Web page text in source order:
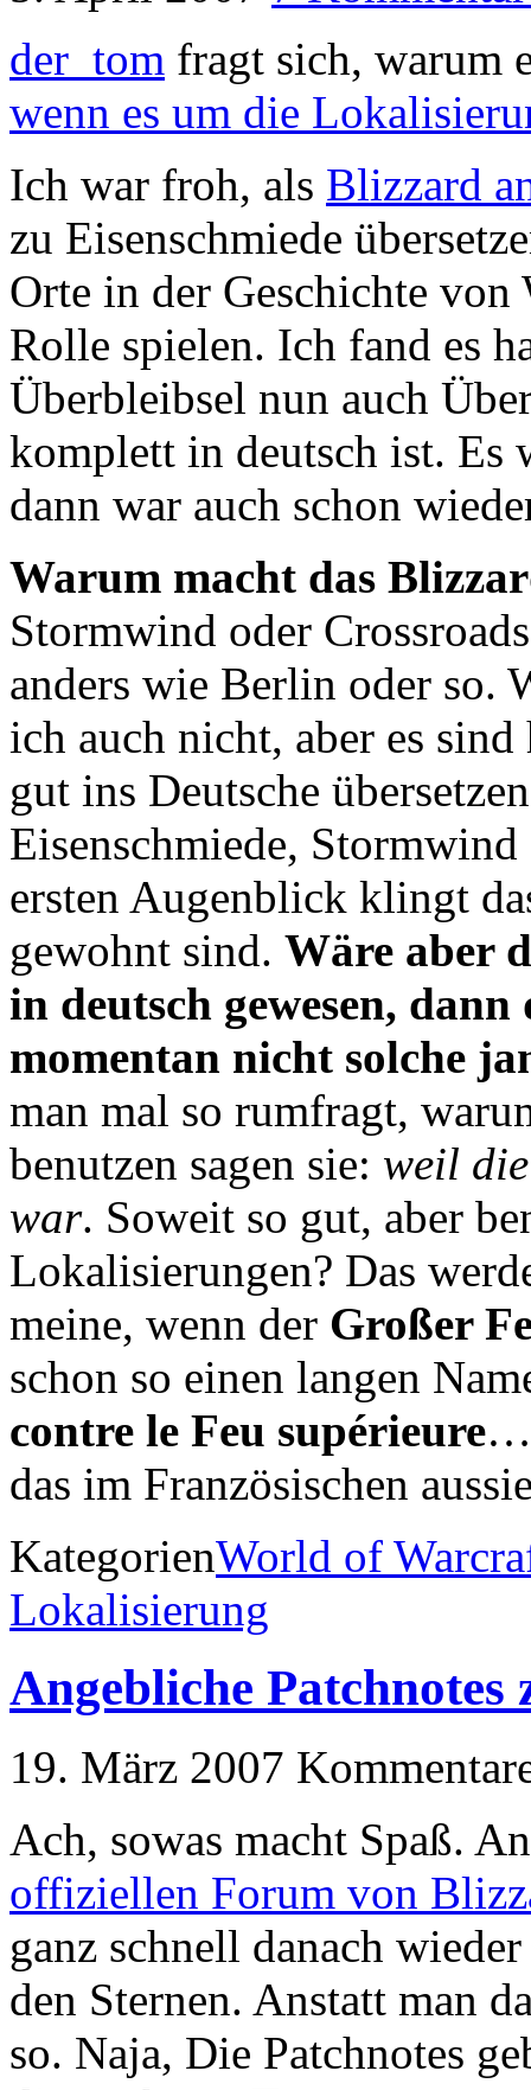
der_tom fragt sich, warum
wenn es um die
Ich war froh, als Blizzard
zu Eisenschmiede
Orte in der Geschichte
Rolle spielen. Ich fand es
Überbleibsel nun auch
komplett in deutsch ist. Es
dann war auch schon
Warum macht das
Stormwind oder
anders wie Berlin oder so.
ich auch nicht, aber es
gut ins Deutsche
Eisenschmiede,
ersten Augenblick klingt
gewohnt sind. Wäre aber
in deutsch gewesen,
momentan nicht solche
man mal so rumfragt,
benutzen sagen sie: weil
war. Soweit so gut, aber
Lokalisierungen? Das
meine, wenn der Großer
schon so einen langen
contre le Feu supérieure…
das im Französischen
KategorienWorld of
Lokalisierung
Angebliche Patchnotes
19. März 2007
Ach, sowas macht Spaß.
offiziellen Forum von
ganz schnell danach
den Sternen. Anstatt man
so. Naja, Die Patchnotes